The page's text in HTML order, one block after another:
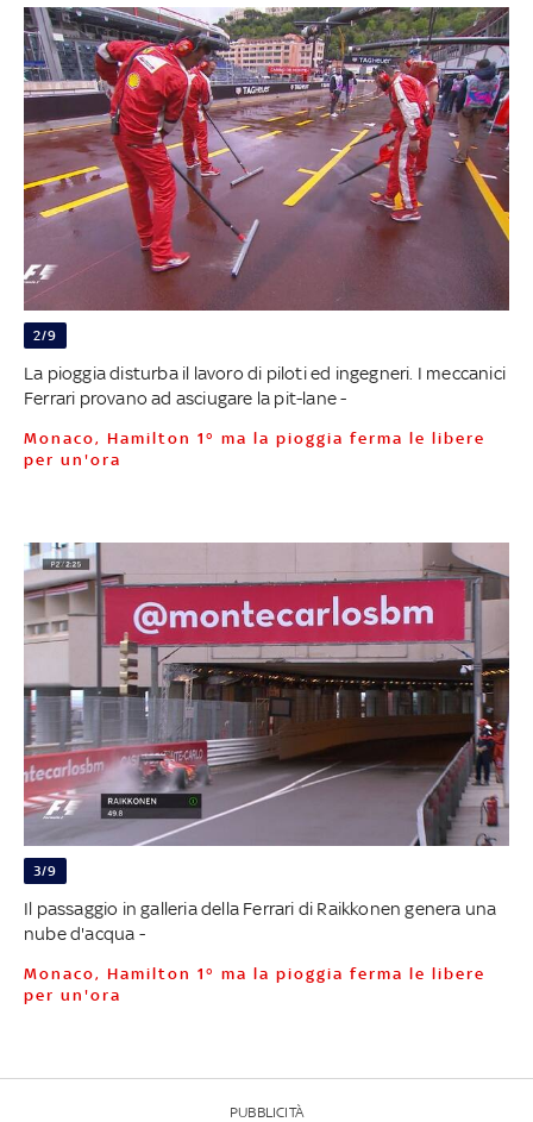
2/9
La pioggia disturba il lavoro di piloti ed ingegneri. I meccanici
Ferrari provano ad asciugare la pit-lane -
Monaco, Hamilton 1° ma la pioggia ferma le libere
per un'ora
3/9
Il passaggio in galleria della Ferrari di Raikkonen genera una
nube d'acqua -
Monaco, Hamilton 1° ma la pioggia ferma le libere
per un'ora
PUBBLICITÀ